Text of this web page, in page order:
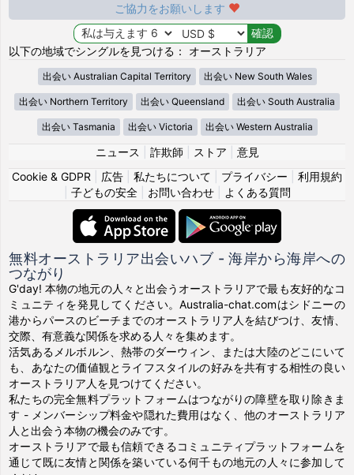
ご協力をお願いします
以下の地域でシングルを見つける： オーストラリア
出会い Australian Capital Territory 出会い New South Wales
出会い Northern Territory 出会い Queensland 出会い South Australia
出会い Tasmania 出会い Victoria 出会い Western Australia
ニュース 詐欺師 ストア
意見
Cookie & GDPR
広告 私たちについて プライバシー
利用規約
子どもの安全| お問い合わせ| よくある質問
無料オーストラリア出会いハブ - 海岸から海岸への
つながり
G'day! 本物の地元の人々と出会うオーストラリアで最も友好的なコ
ミュニティを発見してください。Australia-chat.comはシドニーの
港からパースのビーチまでのオーストラリア人を結びつけ、友情、
交際、有意義な関係を求める人々を集めます。
活気あるメルボルン、熱帯のダーウィン、または大陸のどこにいて
も、あなたの価値観とライフスタイルの好みを共有する相性の良い
オーストラリア人を見つけてください。
私たちの完全無料プラットフォームはつながりの障壁を取り除きま
す - メンバーシップ料金や隠れた費用はなく、他のオーストラリア
人と出会う本物の機会のみです。
オーストラリアで最も信頼できるコミュニティプラットフォームを
通じて既に友情と関係を築いている何千もの地元の人々に参加して